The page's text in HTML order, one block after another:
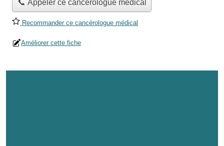
📞 Appeler ce cancérologue médical
Recommander ce cancérologue médical
Améliorer cette fiche